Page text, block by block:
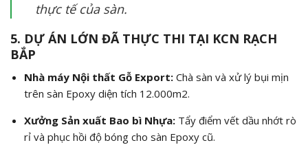
thực tế của sàn.
5. DỰ ÁN LỚN ĐÃ THỰC THI TẠI KCN RẠCH
BẮP
Nhà máy Nội thất Gỗ Export:Chà sàn và xử lý bụi mịn
trên sàn Epoxy diện tích 12.000m2.
Xưởng Sản xuất Bao bì Nhựa:Tẩy điểm vết dầu nhớt rò
rỉ và phục hồi độ bóng cho sàn Epoxy cũ.